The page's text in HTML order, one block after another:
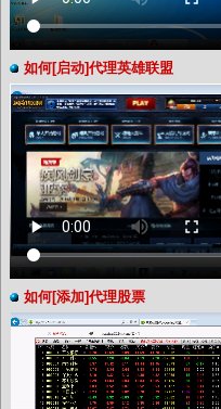
如何[启动]代理英雄联盟
如何[添加]代理股票